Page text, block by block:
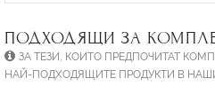
ПОДХОДЯЩИ ЗА
ЗА ТЕЗИ, КОИТО ПРЕДПОЧИТАТ
НАЙ-ПОДХОДЯЩИТЕ ПРОДУКТИ В